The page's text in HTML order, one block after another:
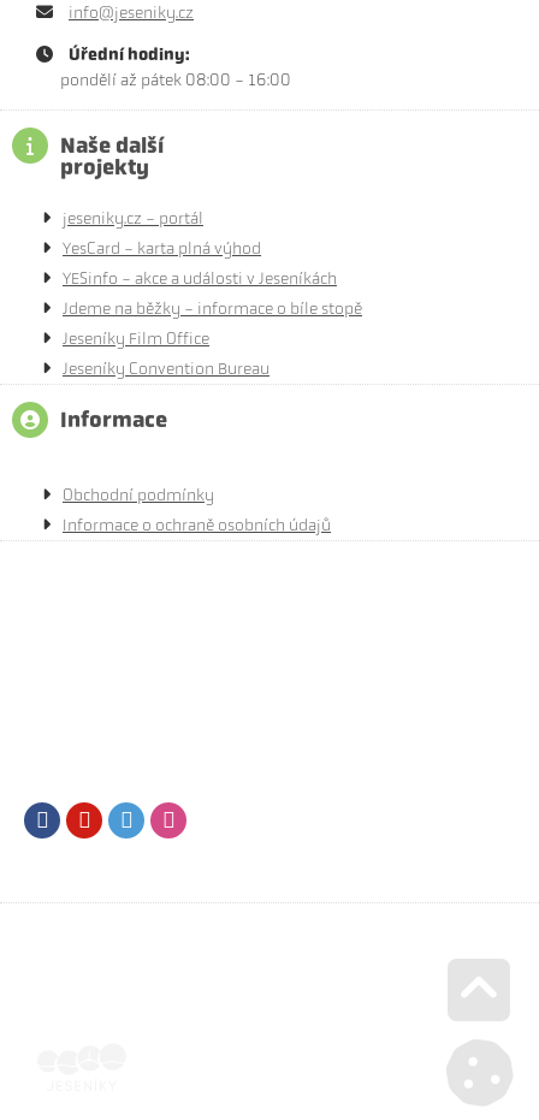
info@jeseniky.cz
Úřední hodiny:
pondělí až pátek 08:00 - 16:00
Naše další
projekty
jeseniky.cz - portál
YesCard - karta plná výhod
YESinfo - akce a události v Jeseníkách
Jdeme na běžky - informace o bíle stopě
Jeseníky Film Office
Jeseníky Convention Bureau
Informace
Obchodní podmínky
Informace o ochraně osobních údajů
FacebookYoutubeTwitter
Go